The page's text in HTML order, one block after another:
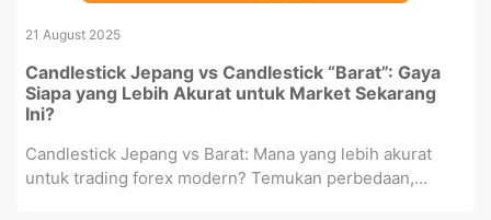
21 August 2025
Candlestick Jepang vs Candlestick “Barat”: Gaya
Siapa yang Lebih Akurat untuk Market Sekarang
Ini?
Candlestick Jepang vs Barat: Mana yang lebih akurat
untuk trading forex modern? Temukan perbedaan,...